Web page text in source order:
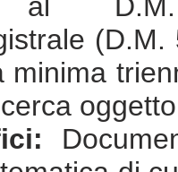
minima